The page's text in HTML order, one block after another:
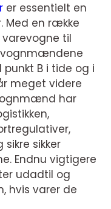
er essentielt en
Med en række
til
vognmændene
B i tide og i
meget videre
har
sikker
Endnu vigtigere
udadtil og
hvis varer de